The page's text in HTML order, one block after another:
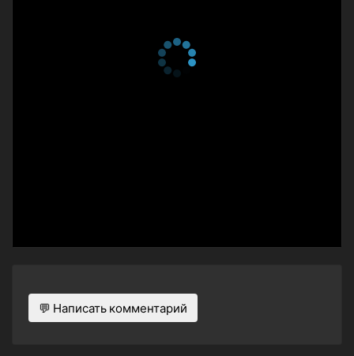
💬 Написать комментарий